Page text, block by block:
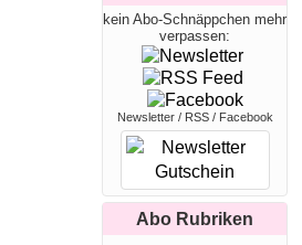
kein Abo-Schnäppchen mehr
verpassen:
Newsletter / RSS / Facebook
Abo Rubriken